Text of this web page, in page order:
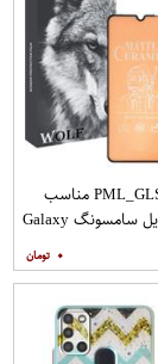
کاور ولف مدل PML_GLS مناسب
برای گوشی موبایل سامسونگ Galaxy
۰